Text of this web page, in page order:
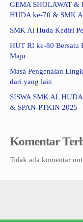
GEMA SHOLAWAT &
HUDA ke-70 & SMK
SMK Al Huda Kediri
HUT RI ke-80 Bersatu
Maju
Masa Pengenalan
dari yang lain
SISWA SMK AL
& SPAN-PTKIN 2025
Komentar
Tidak ada komentar